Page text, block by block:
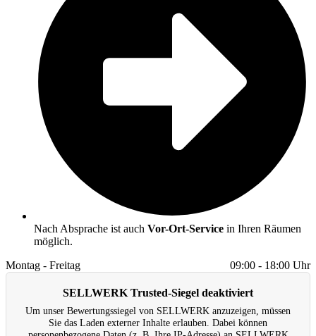
Nach Absprache ist auch Vor-Ort-Ser­vice in Ihren Räumen
möglich.
Montag - Freitag
09:00 - 18:00 Uhr
SELLWERK Trusted-Siegel deaktiviert
Um unser Bewertungs­siegel von SELLWERK anzuzeigen, müssen
Sie das Laden externer Inhalte erlauben. Dabei können